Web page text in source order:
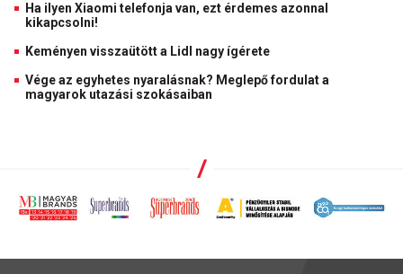
Ha ilyen Xiaomi telefonja van, ezt érdemes azonnal
kikapcsolni!
Keményen visszaütött a Lidl nagy ígérete
Vége az egyhetes nyaralásnak? Meglepő fordulat a
magyarok utazási szokásaiban